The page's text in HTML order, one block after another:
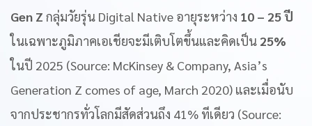
Gen Z กลุ่มวัยรุ่น Digital Native อายุระหว่าง 10 – 25 ปี
ในเฉพาะภูมิภาคเอเชียจะมีเติบโตขึ้นและคิดเป็น 25%
ในปี 2025 (Source: McKinsey & Company, Asia’s
Generation Z comes of age, March 2020) และเมื่อนับ
จากประชากรทั่วโลกมีสัดส่วนถึง 41% ทีเดียว (Source: